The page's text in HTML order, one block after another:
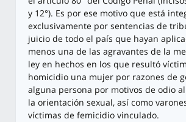
y 12°). Es por ese motivo que está
exclusivamente por sentencias de
juicio de todo el país que hayan
menos una de las agravantes de la
ley en hechos en los que resultó
homicidio una mujer por razones de
alguna persona por motivos de odio
la orientación sexual, así como
víctimas de femicidio vinculado.